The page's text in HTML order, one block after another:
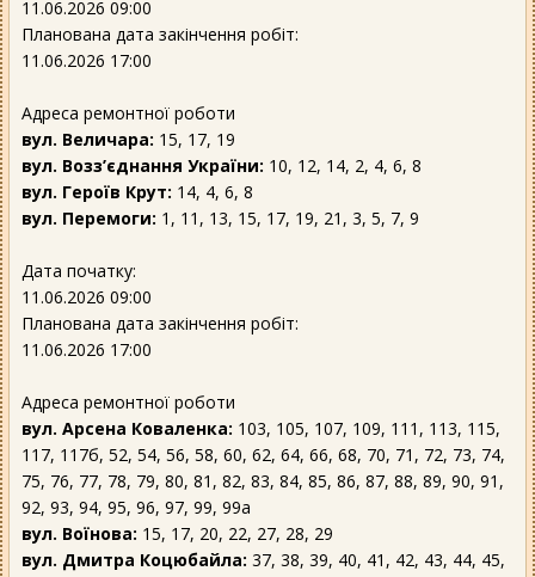
11.06.2026 09:00
Планована дата закінчення робіт:
11.06.2026 17:00
Адреса ремонтної роботи
вул. Величара: 15, 17, 19
вул. Возз’єднання України: 10, 12, 14, 2, 4, 6, 8
вул. Героїв Крут: 14, 4, 6, 8
вул. Перемоги: 1, 11, 13, 15, 17, 19, 21, 3, 5, 7, 9
Дата початку:
11.06.2026 09:00
Планована дата закінчення робіт:
11.06.2026 17:00
Адреса ремонтної роботи
вул. Арсена Коваленка: 103, 105, 107, 109, 111, 113, 115,
117, 117б, 52, 54, 56, 58, 60, 62, 64, 66, 68, 70, 71, 72, 73, 74,
75, 76, 77, 78, 79, 80, 81, 82, 83, 84, 85, 86, 87, 88, 89, 90, 91,
92, 93, 94, 95, 96, 97, 99, 99а
вул. Воїнова: 15, 17, 20, 22, 27, 28, 29
вул. Дмитра Коцюбайла: 37, 38, 39, 40, 41, 42, 43, 44, 45,